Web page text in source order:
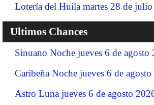
Lotería del Huila martes 28 de
Ultimos Chances
Sinuano Noche jueves 6 de agosto
Caribeña Noche jueves 6 de
Astro Luna jueves 6 de agosto